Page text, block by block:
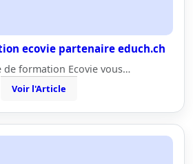
ecovie partenaire educh.ch
formation Ecovie vous…
Voir l'Article